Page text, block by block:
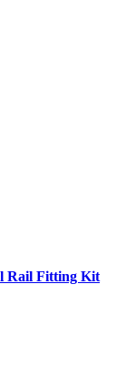
Rail Fitting Kit